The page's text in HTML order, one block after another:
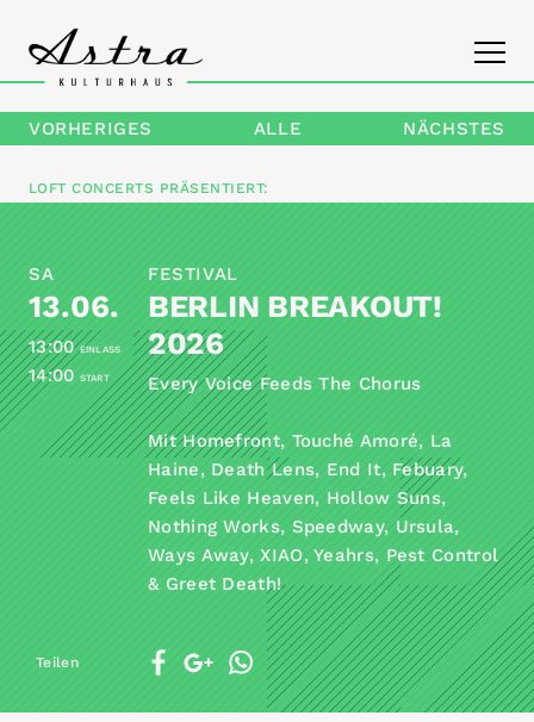
PROGRAMM
KONTAKT
VORHERIGES ALLE NÄCHSTES
LOFT CONCERTS PRÄSENTIERT:
SA
13.06.
EINLASS
13:00
START
14:00
FESTIVAL
BERLIN BREAKOUT!
2026
Every Voice Feeds The Chorus
Mit Homefront, Touché Amoré, La
Haine, Death Lens, End It, Febuary,
Feels Like Heaven, Hollow Suns,
Nothing Works, Speedway, Ursula,
Ways Away, XIAO, Yeahrs, Pest Control
& Greet Death!
Teilen